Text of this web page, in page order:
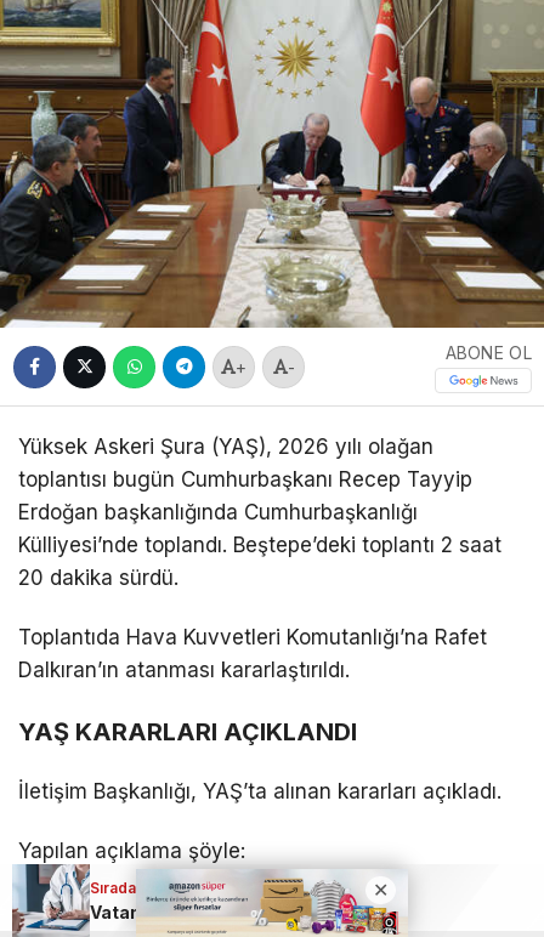
+ -
ABONE OL
Yüksek Askeri Şura (YAŞ), 2026 yılı olağan
toplantısı bugün Cumhurbaşkanı Recep Tayyip
Erdoğan başkanlığında Cumhurbaşkanlığı
Külliyesi’nde toplandı. Beştepe’deki toplantı 2 saat
20 dakika sürdü.
Toplantıda Hava Kuvvetleri Komutanlığı’na Rafet
Dalkıran’ın atanması kararlaştırıldı.
YAŞ KARARLARI AÇIKLANDI
İletişim Başkanlığı, YAŞ’ta alınan kararları açıkladı.
Yapılan açıklama şöyle:
1. 04 Ağustos 2026 tarihinde Cumhurbaşkanlığı
Sıradaki Haber
Vatandaşları yakından ilgilendiren haber: Artık hastaneye gitmeye gerek yok